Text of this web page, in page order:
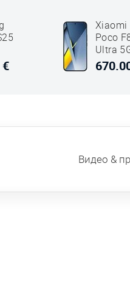
€
Xiaomi
Poco
Ultra
Dual
Видео &